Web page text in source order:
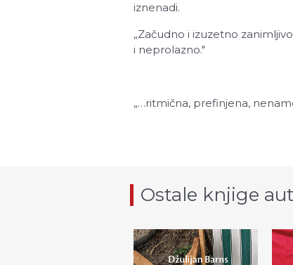
iznenadi.
„Začudno i izuzetno
i neprolazno."
„…ritmična, prefinjena,
Ostale knjige